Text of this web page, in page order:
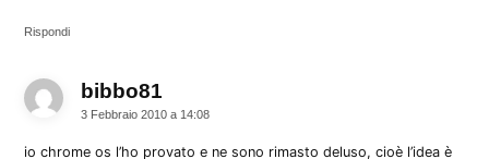
Rispondi
bibbo81
3 Febbraio 2010 a 14:08
io chrome os l’ho provato e ne sono rimasto deluso, cioè l’idea è